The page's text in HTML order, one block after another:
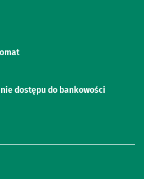
dostępu do bankowości